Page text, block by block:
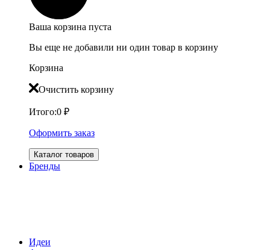
Ваша корзина пуста
Вы еще не добавили ни один товар в корзину
Корзина
Очистить корзину
Итого:0 ₽
Оформить заказ
Каталог товаров
Бренды
Идеи